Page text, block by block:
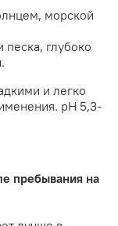
морской
песка, глубоко
и легко
pH 5,3-
пребывания на